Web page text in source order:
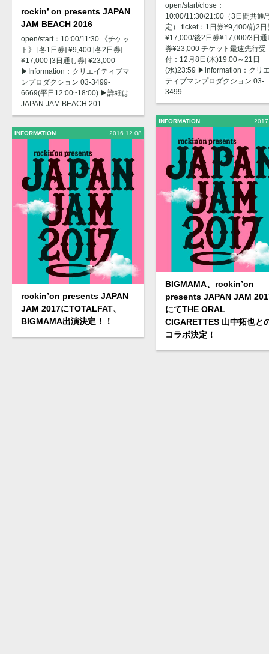
rockin’ on presents JAPAN
JAM BEACH 2016
open/start：10:00/11:30 《チケッ
ト》 [各1日券] ¥9,400 [各2日券]
¥17,000 [3日通し券] ¥23,000
▶︎Information：クリエイティブマ
ンプロダクション 03-3499-
6669(平日12:00~18:00) ▶︎詳細は
JAPAN JAM BEACH 201 ...
INFORMATION 2016.12.08
rockin’on presents JAPAN
JAM 2017にTOTALFAT、
BIGMAMA出演決定！！
open/start/close：
10:00/11:30/21:00（3日間共通/
定） ticket：1日券¥9,400/前2日
¥17,000/後2日券¥17,000/3日通
券¥23,000 チケット最速先行受
付：12月8日(木)19:00～21日
(水)23:59 ▶︎information：クリ
ティブマンプロダクション 03-
3499- ...
INFORMATION
BIGMAMA、rockin’on
presents JAPAN JAM
にてTHE ORAL
CIGARETTES 山中拓也と
コラボ決定！